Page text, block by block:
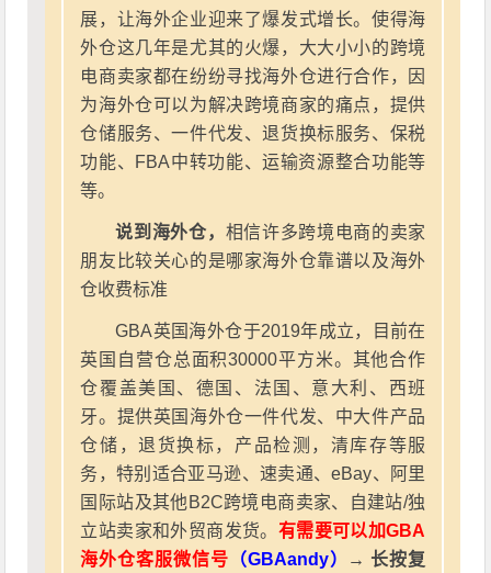
展，让海外企业迎来了爆发式增长。使得海
外仓这几年是尤其的火爆，大大小小的跨境
电商卖家都在纷纷寻找海外仓进行合作，因
为海外仓可以为解决跨境商家的痛点，提供
仓储服务、一件代发、退货换标服务、保税
功能、FBA中转功能、运输资源整合功能等
等。
说到海外仓， 相信许多跨境电商的卖家
朋友比较关心的是哪家海外仓靠谱以及海外
仓收费标准
GBA英国海外仓于2019年成立，目前在
英国自营仓总面积30000平方米。其他合作
仓覆盖美国、德国、法国、意大利、西班
牙。提供英国海外仓一件代发、中大件产品
仓储，退货换标，产品检测，清库存等服
务，特别适合亚马逊、速卖通、eBay、阿里
国际站及其他B2C跨境电商卖家、自建站/独
立站卖家和外贸商发货。 有需要可以加GBA
海外仓客服微信号 （GBAandy）
→ 长按复